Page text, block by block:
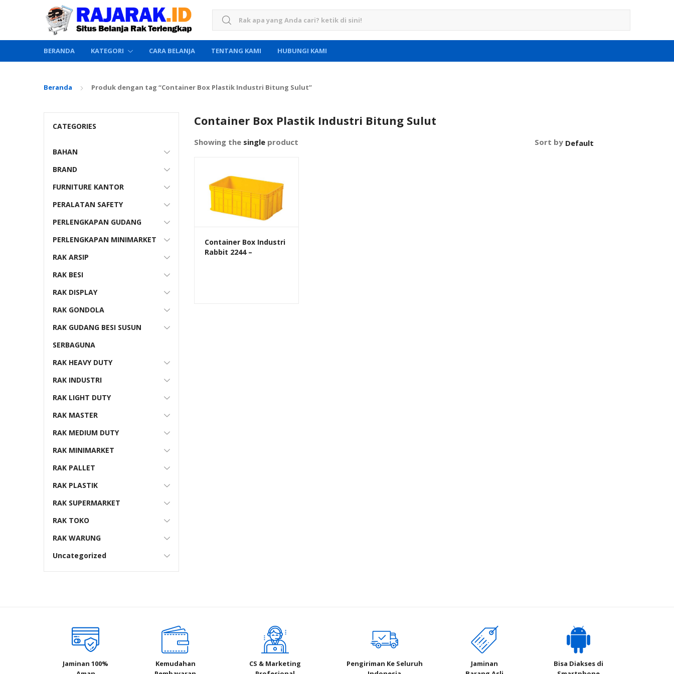
Search for:
BERANDA KATEGORI CARA BELANJA TENTANG KAMI HUBUNGI KAMI
Beranda Produk dengan tag “Container Box Plastik Industri Bitung Sulut”
Container Box Plastik Industri Bitung Sulut
Showing the single product Sort by
Container Box Industri
Rabbit 2244 –
CATEGORIES
BAHAN
BRAND
FURNITURE KANTOR
PERALATAN SAFETY
PERLENGKAPAN GUDANG
PERLENGKAPAN MINIMARKET
RAK ARSIP
RAK BESI
RAK DISPLAY
RAK GONDOLA
RAK GUDANG BESI SUSUN
SERBAGUNA
RAK HEAVY DUTY
RAK INDUSTRI
RAK LIGHT DUTY
RAK MASTER
RAK MEDIUM DUTY
RAK MINIMARKET
RAK PALLET
RAK PLASTIK
RAK SUPERMARKET
RAK TOKO
RAK WARUNG
Uncategorized
Jaminan 100%
Kemudahan
CS & Marketing
Pengiriman Ke Seluruh
Jaminan
Bisa Diakses di